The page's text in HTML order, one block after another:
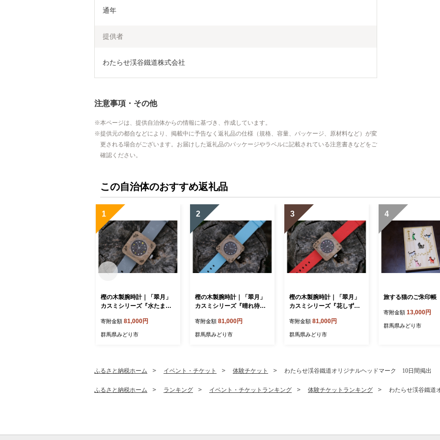
通年
提供者
わたらせ渓谷鐵道株式会社
注意事項・その他
本ページは、提供自治体からの情報に基づき、作成しています。
提供元の都合などにより、掲載中に予告なく返礼品の仕様（規格、容量、パッケージ、原材料など）が変
更される場合がございます。お届けした返礼品のパッケージやラベルに記載されている注意書きなどをご
確認ください。
この自治体のおすすめ返礼品
1
樫の木製腕時計｜「翠月」
カスミシリーズ『水たまり
寄附金額 81,000円
群馬県みどり市
2
樫の木製腕時計｜「翠月」
カスミシリーズ『晴れ待ち
ろ】
寄附金額 81,000円
群馬県みどり市
3
樫の木製腕時計｜「翠月」
カスミシリーズ『花しず
寄附金額 81,000円
群馬県みどり市
4
旅する猫のご朱印帳
寄附金額 13,000円
群馬県みどり市
ふるさと納税ホーム イベント・チケット 体験チケット わたらせ渓谷鐵道オリジナルヘッドマーク 10日間掲出
ふるさと納税ホーム ランキング イベント・チケットランキング 体験チケットランキング わたらせ渓谷鐵道